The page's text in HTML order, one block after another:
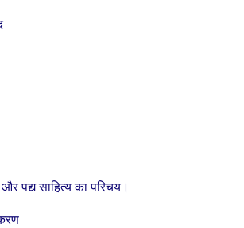
और पद्य साहित्य का परिचय।